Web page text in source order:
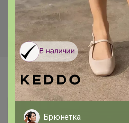
Самые желанные
Брюнетка